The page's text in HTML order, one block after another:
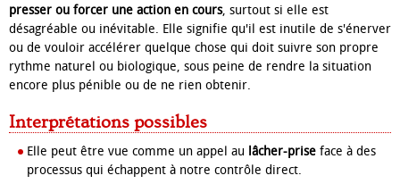
presser ou forcer une action en cours, surtout si elle est
désagréable ou inévitable. Elle signifie qu'il est inutile de s'énerver
ou de vouloir accélérer quelque chose qui doit suivre son propre
rythme naturel ou biologique, sous peine de rendre la situation
encore plus pénible ou de ne rien obtenir.
Interprétations possibles
Elle peut être vue comme un appel au lâcher-prise face à des
processus qui échappent à notre contrôle direct.